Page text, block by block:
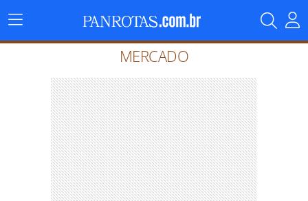
Menu
Principal
MERCADO